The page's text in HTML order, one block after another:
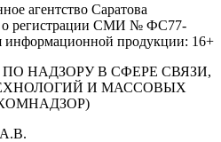
агентство Саратова
о регистрации СМИ № ФС77-
информационной продукции: 16+
НАДЗОРУ В СФЕРЕ СВЯЗИ,
И МАССОВЫХ
А.В.